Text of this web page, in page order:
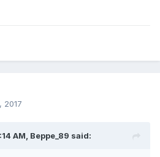
2017
AM, Beppe_89 said: